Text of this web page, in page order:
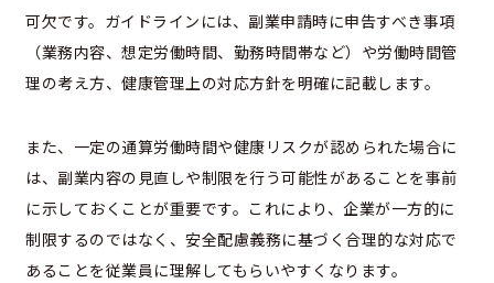
可欠です。ガイドラインには、副業申請時に申告すべき事項
（業務内容、想定労働時間、勤務時間帯など）や労働時間管
理の考え方、健康管理上の対応方針を明確に記載します。
また、一定の通算労働時間や健康リスクが認められた場合に
は、副業内容の見直しや制限を行う可能性があることを事前
に示しておくことが重要です。これにより、企業が一方的に
制限するのではなく、安全配慮義務に基づく合理的な対応で
あることを従業員に理解してもらいやすくなります。